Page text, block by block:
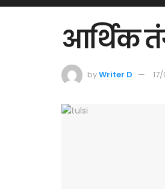
आर्थिक
byWriter D